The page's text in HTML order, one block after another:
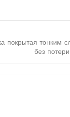
покрытая тонким
без